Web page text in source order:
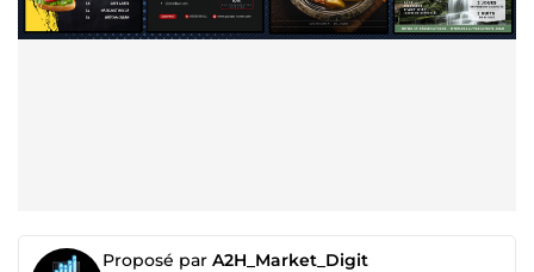
Proposé par A2H_Market_Digit